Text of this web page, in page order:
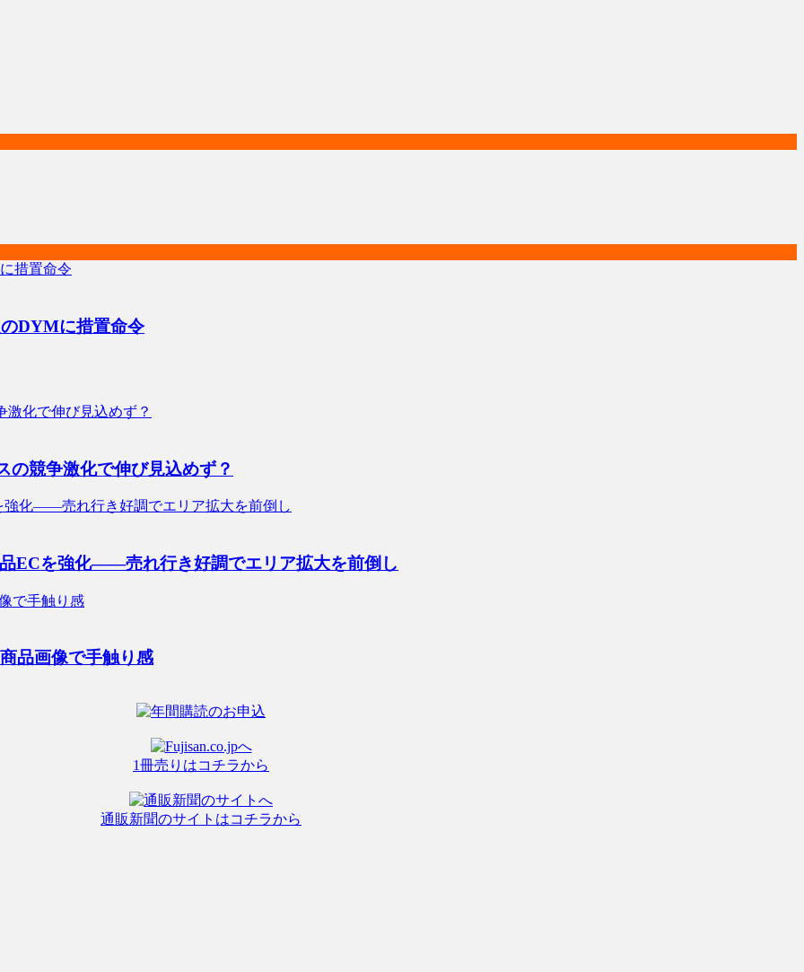
DYMに措置命令
競争激化で伸び見込めず？
ECを強化――売れ行き好調でエリア拡大を前倒し
品画像で手触り感
1冊売りはコチラから
通販新聞のサイトはコチラから